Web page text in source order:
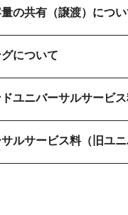
の共有（譲渡）につい
について
ユニバーサルサービ
ルサービス料（旧ユ